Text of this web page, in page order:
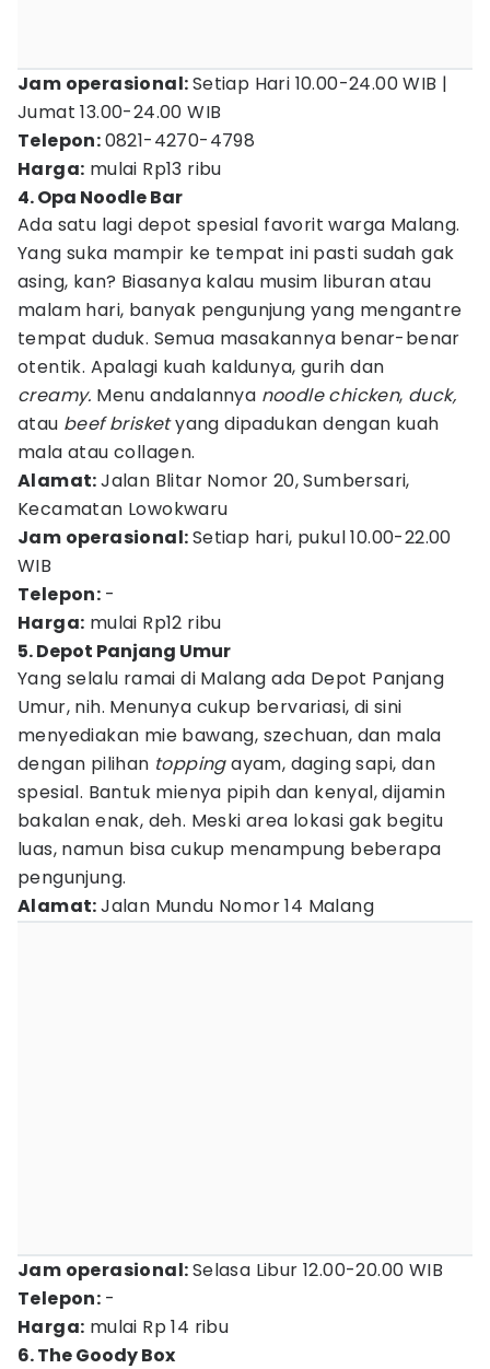
Jam operasional:Setiap Hari 10.00-24.00 WIB |
Jumat 13.00-24.00 WIB
Telepon:0821-4270-4798
Harga: mulai Rp13 ribu
4. Opa Noodle Bar
Ada satu lagi depot spesial favorit warga Malang.
Yang suka mampir ke tempat ini pasti sudah gak
asing, kan? Biasanya kalau musim liburan atau
malam hari, banyak pengunjung yang mengantre
tempat duduk. Semua masakannya benar-benar
otentik. Apalagi kuah kaldunya, gurih dan
creamy. Menu andalannya noodle chicken, duck,
atau beef brisketyang dipadukan dengan kuah
mala atau collagen.
Alamat:Jalan Blitar Nomor 20, Sumbersari,
Kecamatan Lowokwaru
Jam operasional:Setiap hari, pukul 10.00-22.00
WIB
Telepon: -
Harga: mulai Rp12 ribu
5. Depot Panjang Umur
Yang selalu ramai di Malang ada Depot Panjang
Umur, nih. Menunya cukup bervariasi, di sini
menyediakan mie bawang, szechuan, dan mala
dengan pilihan toppingayam, daging sapi, dan
spesial. Bantuk mienya pipih dan kenyal, dijamin
bakalan enak, deh. Meski area lokasi gak begitu
luas, namun bisa cukup menampung beberapa
pengunjung.
Alamat:Jalan Mundu Nomor 14 Malang
Jam operasional:Selasa Libur 12.00-20.00 WIB
Telepon: -
Harga: mulai Rp 14 ribu
6. The Goody Box